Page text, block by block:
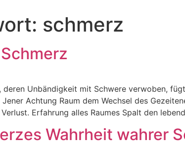
schmerz
Unbändigkeit mit Schwere verwoben,
Jener Achtung Raum dem Wechsel des
Erfahrung alles Raumes Spalt den
Wahrheit wahrer